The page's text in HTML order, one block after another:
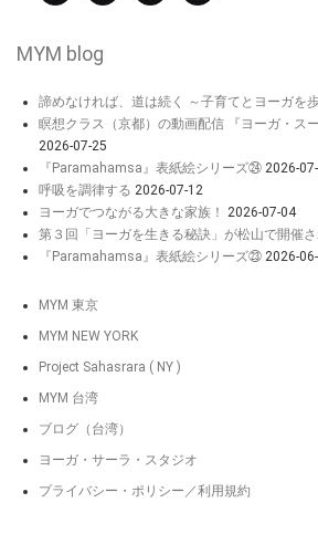
MYM blog
諦めなければ、道は続く ～子育てとヨーガを
瞑想クラス（京都）の動画配信 『ヨーガ・ス
2026-07-25
『Paramahamsa』表紙絵シリーズ㉔ 2026-
呼吸を調律する 2026-07-12
ヨーガでつながる大きな家族！
2026-07-04
第３回「ヨーガを生きる秘訣」が松山で開催さ
『Paramahamsa』表紙絵シリーズ㉓ 2026-
MYM 東京
MYM NEW YORK
Project Sahasrara ( NY )
MYM 台湾
ブログ（台湾）
ヨーガ・サーラ・スタジオ
プライバシー・ポリシー／利用規約